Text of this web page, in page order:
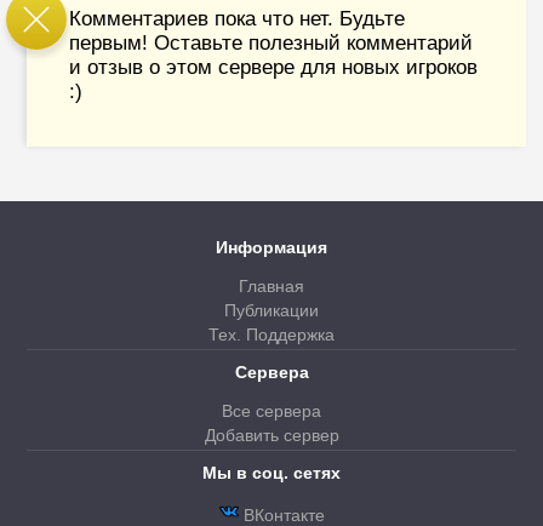
Комментариев пока что нет. Будьте
первым! Оставьте полезный комментарий
и отзыв о этом сервере для новых игроков
:)
Информация
Главная
Публикации
Тех. Поддержка
Сервера
Все сервера
Добавить сервер
Мы в соц. сетях
ВКонтакте